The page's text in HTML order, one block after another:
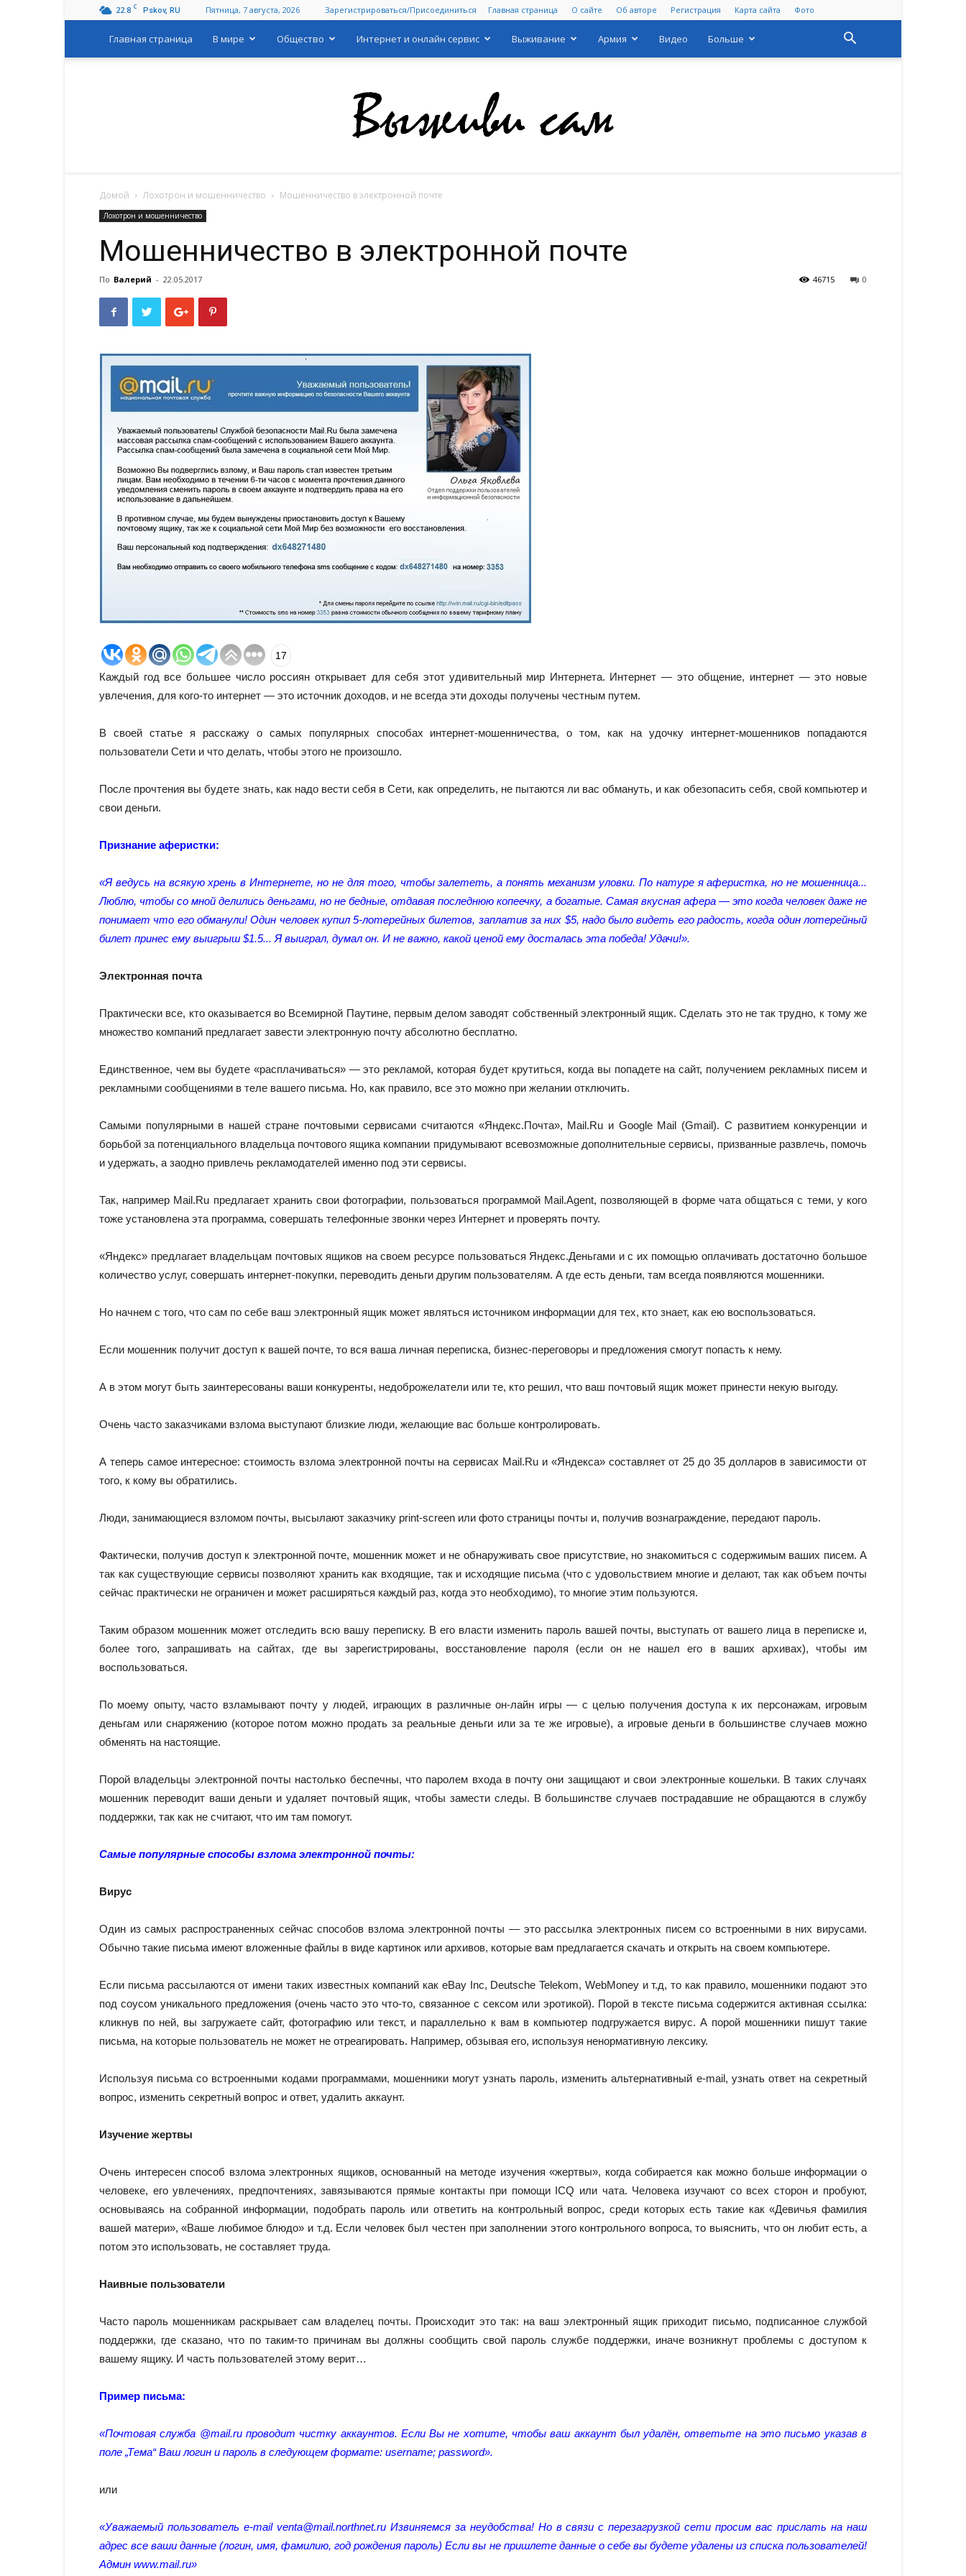
22.8 C Pskov, RU Пятница, 7 августа, 2026 Зарегистрироваться/Присоединиться Главная страница О сайте Об авторе Регистрация Карта сайта Фото
Главная страница В мире Общество Интернет и онлайн сервис Выживание Армия Видео Больше
Домой Лохотрон и мошенничество Мошенничество в электронной почте
Лохотрон и мошенничество
Мошенничество в электронной почте
По Валерий - 22.05.2017 0
46715
17
Каждый год все большее число россиян открывает для себя этот удивительный мир Интернета. Интернет — это общение, интернет — это новые
увлечения, для кого-то интернет — это источник доходов, и не всегда эти доходы получены честным путем.
В своей статье я расскажу о самых популярных способах интернет-мошенничества, о том, как на удочку интернет-мошенников попадаются
пользователи Сети и что делать, чтобы этого не произошло.
После прочтения вы будете знать, как надо вести себя в Сети, как определить, не пытаются ли вас обмануть, и как обезопасить себя, свой компьютер и
свои деньги.
Признание аферистки:
«Я ведусь на всякую хрень в Интернете, но не для того, чтобы залететь, а понять механизм уловки. По натуре я аферистка, но не мошенница...
Люблю, чтобы со мной делились деньгами, но не бедные, отдавая последнюю копеечку, а богатые. Самая вкусная афера — это когда человек даже не
понимает что его обманули! Один человек купил 5-лотерейных билетов, заплатив за них $5, надо было видеть его радость, когда один лотерейный
билет принес ему выигрыш $1.5... Я выиграл, думал он. И не важно, какой ценой ему досталась эта победа! Удачи!».
Электронная почта
Практически все, кто оказывается во Всемирной Паутине, первым делом заводят собственный электронный ящик. Сделать это не так трудно, к тому же
множество компаний предлагает завести электронную почту абсолютно бесплатно.
Единственное, чем вы будете «расплачиваться» — это рекламой, которая будет крутиться, когда вы попадете на сайт, получением рекламных писем и
рекламными сообщениями в теле вашего письма. Но, как правило, все это можно при желании отключить.
Самыми популярными в нашей стране почтовыми сервисами считаются «Яндекс.Почта», Mail.Ru и Google Mail (Gmail). С развитием конкуренции и
борьбой за потенциального владельца почтового ящика компании придумывают всевозможные дополнительные сервисы, призванные развлечь, помочь
и удержать, а заодно привлечь рекламодателей именно под эти сервисы.
Так, например Mail.Ru предлагает хранить свои фотографии, пользоваться программой Mail.Agent, позволяющей в форме чата общаться с теми, у кого
тоже установлена эта программа, совершать телефонные звонки через Интернет и проверять почту.
«Яндекс» предлагает владельцам почтовых ящиков на своем ресурсе пользоваться Яндекс.Деньгами и с их помощью оплачивать достаточно большое
количество услуг, совершать интернет-покупки, переводить деньги другим пользователям. А где есть деньги, там всегда появляются мошенники.
Но начнем с того, что сам по себе ваш электронный ящик может являться источником информации для тех, кто знает, как ею воспользоваться.
Если мошенник получит доступ к вашей почте, то вся ваша личная переписка, бизнес-переговоры и предложения смогут попасть к нему.
А в этом могут быть заинтересованы ваши конкуренты, недоброжелатели или те, кто решил, что ваш почтовый ящик может принести некую выгоду.
Очень часто заказчиками взлома выступают близкие люди, желающие вас больше контролировать.
А теперь самое интересное: стоимость взлома электронной почты на сервисах Mail.Ru и «Яндекса» составляет от 25 до 35 долларов в зависимости от
того, к кому вы обратились.
Люди, занимающиеся взломом почты, высылают заказчику print-screen или фото страницы почты и, получив вознаграждение, передают пароль.
Фактически, получив доступ к электронной почте, мошенник может и не обнаруживать свое присутствие, но знакомиться с содержимым ваших писем. А
так как существующие сервисы позволяют хранить как входящие, так и исходящие письма (что с удовольствием многие и делают, так как объем почты
сейчас практически не ограничен и может расширяться каждый раз, когда это необходимо), то многие этим пользуются.
Таким образом мошенник может отследить всю вашу переписку. В его власти изменить пароль вашей почты, выступать от вашего лица в переписке и,
более того, запрашивать на сайтах, где вы зарегистрированы, восстановление пароля (если он не нашел его в ваших архивах), чтобы им
воспользоваться.
По моему опыту, часто взламывают почту у людей, играющих в различные он-лайн игры — с целью получения доступа к их персонажам, игровым
деньгам или снаряжению (которое потом можно продать за реальные деньги или за те же игровые), а игровые деньги в большинстве случаев можно
обменять на настоящие.
Порой владельцы электронной почты настолько беспечны, что паролем входа в почту они защищают и свои электронные кошельки. В таких случаях
мошенник переводит ваши деньги и удаляет почтовый ящик, чтобы замести следы. В большинстве случаев пострадавшие не обращаются в службу
поддержки, так как не считают, что им там помогут.
Самые популярные способы взлома электронной почты:
Вирус
Один из самых распространенных сейчас способов взлома электронной почты — это рассылка электронных писем со встроенными в них вирусами.
Обычно такие письма имеют вложенные файлы в виде картинок или архивов, которые вам предлагается скачать и открыть на своем компьютере.
Если письма рассылаются от имени таких известных компаний как eBay Inc, Deutsche Telekom, WebMoney и т.д, то как правило, мошенники подают это
под соусом уникального предложения (очень часто это что-то, связанное с сексом или эротикой). Порой в тексте письма содержится активная ссылка:
кликнув по ней, вы загружаете сайт, фотографию или текст, и параллельно к вам в компьютер подгружается вирус. А порой мошенники пишут такие
письма, на которые пользователь не может не отреагировать. Например, обзывая его, используя ненормативную лексику.
Используя письма со встроенными кодами программами, мошенники могут узнать пароль, изменить альтернативный e-mail, узнать ответ на секретный
вопрос, изменить секретный вопрос и ответ, удалить аккаунт.
Изучение жертвы
Очень интересен способ взлома электронных ящиков, основанный на методе изучения «жертвы», когда собирается как можно больше информации о
человеке, его увлечениях, предпочтениях, завязываются прямые контакты при помощи ICQ или чата. Человека изучают со всех сторон и пробуют,
основываясь на собранной информации, подобрать пароль или ответить на контрольный вопрос, среди которых есть такие как «Девичья фамилия
вашей матери», «Ваше любимое блюдо» и т.д. Если человек был честен при заполнении этого контрольного вопроса, то выяснить, что он любит есть, а
потом это использовать, не составляет труда.
Наивные пользователи
Часто пароль мошенникам раскрывает сам владелец почты. Происходит это так: на ваш электронный ящик приходит письмо, подписанное службой
поддержки, где сказано, что по таким-то причинам вы должны сообщить свой пароль службе поддержки, иначе возникнут проблемы с доступом к
вашему ящику. И часть пользователей этому верит…
Пример письма:
«Почтовая служба @mail.ru проводит чистку аккаунтов. Если Вы не хотите, чтобы ваш аккаунт был удалён, ответьте на это письмо указав в
поле „Тема“ Ваш логин и пароль в следующем формате: username; password».
или
«Уважаемый пользователь e-mail venta@mail.northnet.ru Извиняемся за неудобства! Но в связи с перезагрузкой сети просим вас прислать на наш
адрес все ваши данные (логин, имя, фамилию, год рождения пароль) Если вы не пришлете данные о себе вы будете удалены из списка пользователей!
Админ www.mail.ru»